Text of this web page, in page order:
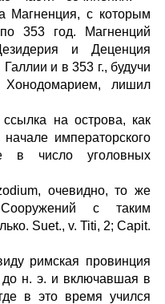
Магненция, с которым
353 год. Магненций
и Деценция
и в 353 г., будучи
Хонодомарием, лишил
на острова, как
императорского
в число уголовных
очевидно, то же
с таким
Suet., v. Titi, 2; Capit.
римская провинция
до н. э. и включавшая в
в это время учился